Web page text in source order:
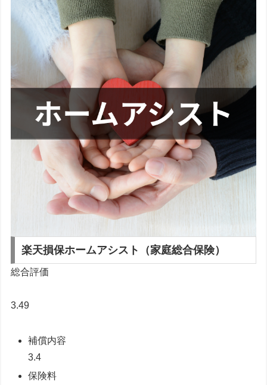
楽天損保ホームアシスト（家庭総合保険）
総合評価
3.49
補償内容
3.4
保険料